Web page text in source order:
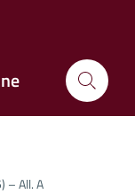
– All. A